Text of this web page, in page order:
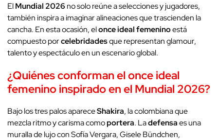
ElMundial 2026no solo reúne a selecciones y jugadores,
también inspira a imaginar alineaciones que trascienden la
cancha. En esta ocasión, elonce ideal femeninoestá
compuesto porcelebridadesque representan glamour,
talento y espectáculo en un escenario global.
¿Quiénes conforman el once ideal
femenino inspirado en el Mundial 2026?
Bajo los tres palos apareceShakira, la colombiana que
mezcla ritmo y carisma comoportera. Ladefensaes una
muralla de lujo con Sofía Vergara, Gisele Bündchen,